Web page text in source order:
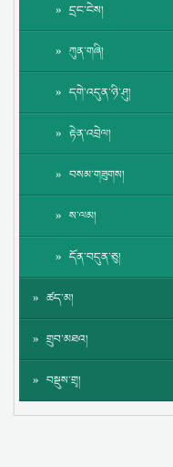
དྲང་ངེས།
ཀུན་གཞི།
དགེ་འདུན་ཉི་ཤུ།
རྟེན་འབྲེལ།
བསམ་གཟུགས།
ས་ལམ།
དོན་བདུན་ཅུ།
ཚད་མ།
གྲུབ་མཐའ།
བསྡུས་གྲྭ།